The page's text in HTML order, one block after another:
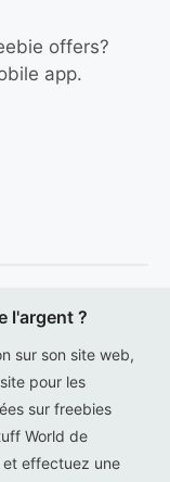
offers?
app.
l'argent ?
sur son site web,
pour les
sur freebies
World de
et effectuez une